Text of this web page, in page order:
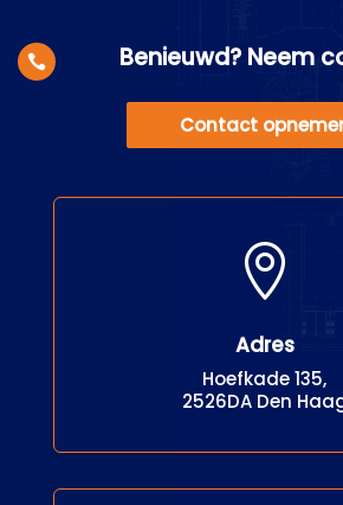
 Benieuwd? Neem
Contact

Adres
Hoefkade 135,
2526DA Den